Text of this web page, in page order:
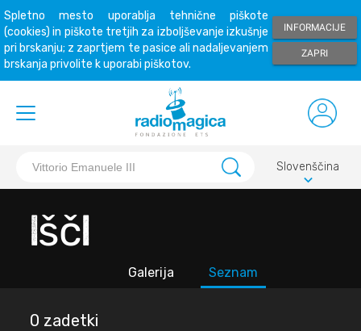
Spletno mesto uporablja tehnične piškote
(cookies) in piškote tretjih za izboljševanje izkušnje
pri brskanju; z zaprtjem te pasice ali nadaljevanjem
brskanja privolite k uporabi piškotov.
INFORMACIJE
ZAPRI
Slovenščina
keyboard_arrow_down
Išči
Galerija Seznam
0 zadetki